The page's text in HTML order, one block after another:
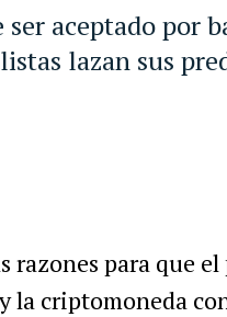
aceptado por
lazan sus
razones para que
la criptomoneda